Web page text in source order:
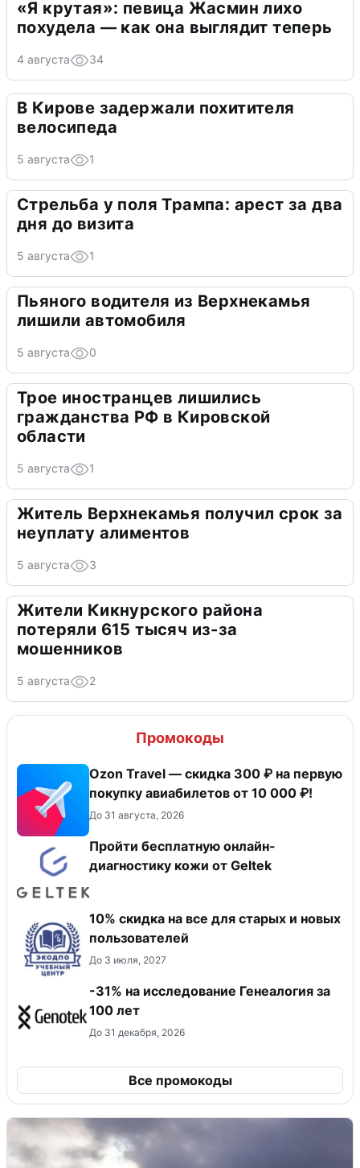
«Я крутая»: певица Жасмин лихо
похудела — как она выглядит теперь
4 августа 34
В Кирове задержали похитителя
велосипеда
5 августа 1
Стрельба у поля Трампа: арест за два
дня до визита
5 августа 1
Пьяного водителя из Верхнекамья
лишили автомобиля
5 августа 0
Трое иностранцев лишились
гражданства РФ в Кировской
области
5 августа 1
Житель Верхнекамья получил срок за
неуплату алиментов
5 августа 3
Жители Кикнурского района
потеряли 615 тысяч из-за
мошенников
5 августа 2
Промокоды
Ozon Travel — скидка 300 ₽ на первую
покупку авиабилетов от 10 000 ₽!
До 31 августа, 2026
Пройти бесплатную онлайн-
диагностику кожи от Geltek
10% скидка на все для старых и новых
пользователей
До 3 июля, 2027
-31% на исследование Генеалогия за
100 лет
До 31 декабря, 2026
Все промокоды